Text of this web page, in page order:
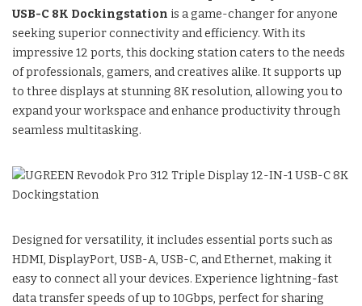
USB-C 8K Dockingstation is a game-changer for anyone
seeking superior connectivity and efficiency. With its
impressive 12 ports, this docking station caters to the needs
of professionals, gamers, and creatives alike. It supports up
to three displays at stunning 8K resolution, allowing you to
expand your workspace and enhance productivity through
seamless multitasking.
Designed for versatility, it includes essential ports such as
HDMI, DisplayPort, USB-A, USB-C, and Ethernet, making it
easy to connect all your devices. Experience lightning-fast
data transfer speeds of up to 10Gbps, perfect for sharing